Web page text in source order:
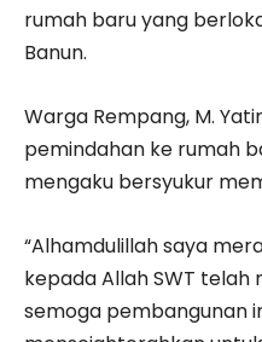
rumah baru yang
Banun.
Warga Rempang, M.
pemindahan ke rumah
mengaku bersyukur
“Alhamdulillah saya
kepada Allah SWT
semoga pembangunan